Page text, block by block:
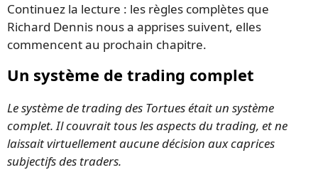
Continuez la lecture : les règles complètes que
Richard Dennis nous a apprises suivent, elles
commencent au prochain chapitre.
Un système de trading complet
Le système de trading des Tortues était un système
complet. Il couvrait tous les aspects du trading, et ne
laissait virtuellement aucune décision aux caprices
subjectifs des traders.